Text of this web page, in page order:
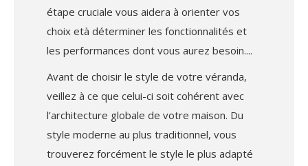
étape cruciale vous aidera à orienter vos
choix età déterminer les fonctionnalités et
les performances dont vous aurez besoin.
Avant de choisir le style de votre véranda,
veillez à ce que celui-ci soit cohérent avec
l’architecture globale de votre maison. Du
style moderne au plus traditionnel, vous
trouverez forcément le style le plus adapté